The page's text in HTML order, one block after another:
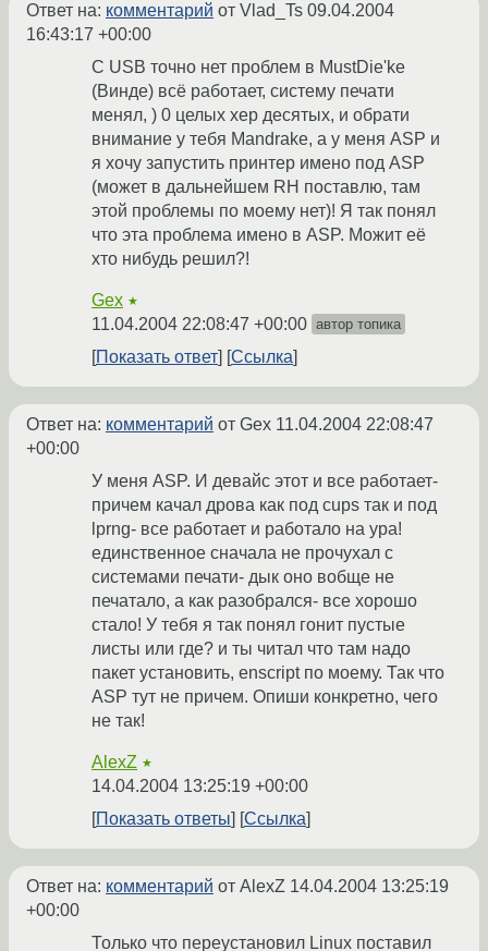
Ответ на: комментарий от Vlad_Ts 09.04.2004
16:43:17 +00:00
C USB точно нет проблем в MustDie'ke
(Винде) всё работает, систему печати
менял, ) 0 целых хер десятых, и обрати
внимание у тебя Mandrake, а у меня ASP и
я хочу запустить принтер имено под ASP
(может в дальнейшем RH поставлю, там
этой проблемы по моему нет)! Я так понял
что эта проблема имено в ASP. Можит её
хто нибудь решил?!
Gex ★
11.04.2004 22:08:47 +00:00 автор топика
Показать ответ Ссылка
Ответ на: комментарий от Gex 11.04.2004 22:08:47
+00:00
У меня ASP. И девайс этот и все работает-
причем качал дрова как под cups так и под
lprng- все работает и работало на ура!
единственное сначала не прочухал с
системами печати- дык оно вобще не
печатало, а как разобрался- все хорошо
стало! У тебя я так понял гонит пустые
листы или где? и ты читал что там надо
пакет установить, enscript по моему. Так что
ASP тут не причем. Опиши конкретно, чего
не так!
AlexZ ★
14.04.2004 13:25:19 +00:00
Показать ответы
Ссылка
Ответ на: комментарий от AlexZ 14.04.2004 13:25:19
+00:00
Только что переустановил Linux поставил